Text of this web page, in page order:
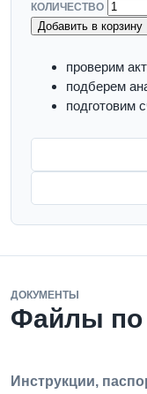
КОЛИЧЕСТВО
Добавить в корзину
проверим
подберем
подготовим
ДОКУМЕНТЫ
Файлы по
Инструкции,